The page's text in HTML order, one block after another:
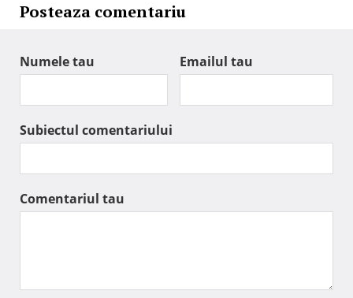
Posteaza comentariu
Numele tau Emailul tau
Subiectul comentariului
Comentariul tau